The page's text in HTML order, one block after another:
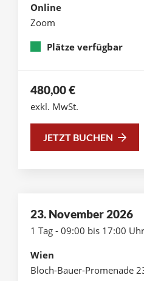
Online
Zoom
Plätze verfügbar
480,00€
exkl. MwSt.
JETZT BUCHEN
23. November 2026
1 Tag - 09:00 bis 17:00 Uhr
Wien
Bloch-Bauer-Promenade